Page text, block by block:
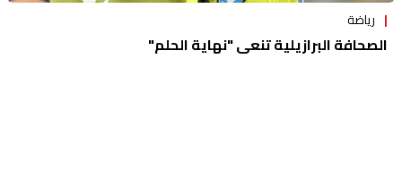
رياضة
الصحافة البرازيلية تنعى "نهاية الحلم"